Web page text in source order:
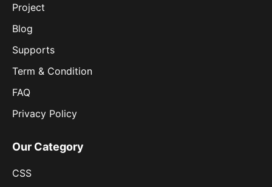
Project
Blog
Supports
Term & Condition
FAQ
Privacy Policy
Our Category
CSS